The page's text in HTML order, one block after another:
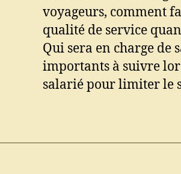
voyageurs, comment
qualité de service
Qui sera en charge de
importants à suivre
salarié pour limiter le